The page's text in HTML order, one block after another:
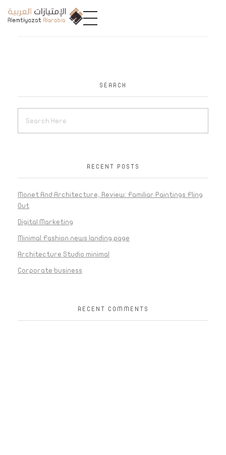
SEARCH
RECENT POSTS
Monet And Architecture, Review: Familiar Paintings Fling
Out
Digital Marketing
Minimal Fashion news landing page
Architecture Studio minimal
Corporate business
RECENT COMMENTS